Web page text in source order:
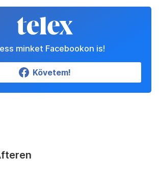
minket Facebookon is!
Követem!